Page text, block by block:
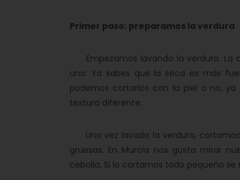
Primer paso: preparamos la verdura
Empezamos lavando la verdura. La
uno. Ya sabes que la seca es más
podemos cortarlos con la piel o no,
textura diferente.
Una vez lavada la verdura,
gruesas. En Murcia nos gusta mirar
cebolla. Si lo cortamos todo pequeño